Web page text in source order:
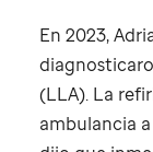
En 2023,
(LLA). La
ambulancia